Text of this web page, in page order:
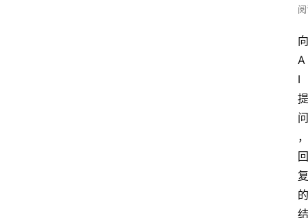
向
A
I
提
问
，
回
复
的
结